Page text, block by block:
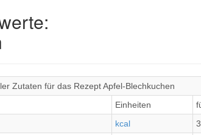
Zutaten für das Rezept Apfel-Blechkuchen
Einheiten
kcal